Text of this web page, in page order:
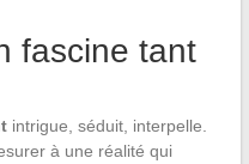
fascine tant
intrigue, séduit, interpelle.
à une réalité qui